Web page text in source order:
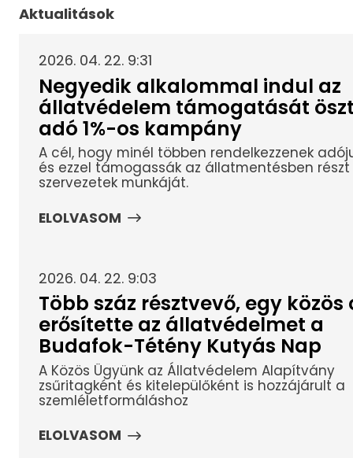
Aktualitások
2026. 04. 22. 9:31
Negyedik alkalommal indul az
állatvédelem támogatását
adó 1%-os kampány
A cél, hogy minél többen rendelkezzenek
és ezzel támogassák az állatmentésben
szervezetek munkáját.
ELOLVASOM
2026. 04. 22. 9:03
Több száz résztvevő, egy közös
erősítette az állatvédelmet a
Budafok-Tétény Kutyás Nap
A Közös Ügyünk az Állatvédelem Alapítvány
zsűritagként és kitelepülőként is hozzájárult a
szemléletformáláshoz
ELOLVASOM